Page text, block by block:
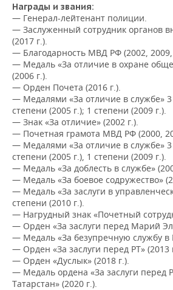
ФИГУРНОЕ КАТАНИЕ
ВОДНЫЕ ВИДЫ СПОРТА
ХОККЕЙ С МЯЧОМ
МЕДИЦИНА
ОБРАЗОВАНИЕ
ПРОИСШЕСТВИЯ
Награды и звания:
— Генерал-лейтенант полиции.
— Заслуженный сотрудник органов
(2017 г.).
— Благодарность МВД РФ (2002, 2009,
— Медаль «За отличие в охране
(2006 г.).
— Орден Почета (2016 г.).
— Медалями «За отличие в службе» 3
степени (2005 г.); 1 степени (2009 г.).
— Знак «За отличие» (2002 г.).
— Почетная грамота МВД РФ (2000,
— Медалями «За отличие в службе» 3
степени (2005 г.), 1 степени (2009 г.).
— Медаль «За доблесть в службе»
— Медаль «За боевое содружество»
— Медаль «За заслуги в
степени (2010 г.).
— Нагрудный знак «Почетный
— Орден «За заслуги перед Марий
— Медаль «За безупречную службу в
— Орден «За заслуги перед РТ» (2013
— Орден «Дуслык» (2018 г.).
— Медаль ордена «За заслуги перед
Татарстан» (2020 г.).